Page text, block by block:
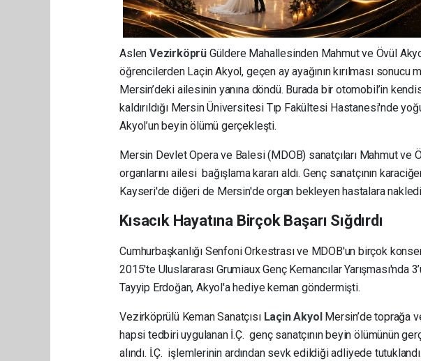
Aslen Vezirköprü Güldere Mahallesinden Mahmut ve Övül
öğrencilerden Laçin Akyol, geçen ay ayağının kırılması sonucu
Mersin’deki ailesinin yanına döndü. Burada bir otomobil’in
kaldırıldığı Mersin Üniversitesi Tıp Fakültesi Hastanesi'nde
Akyol’un beyin ölümü gerçekleşti.
Mersin Devlet Opera ve Balesi (MDOB) sanatçıları Mahmut ve
organlarını ailesi bağışlama kararı aldı. Genç sanatçının
Kayseri'de diğeri de Mersin'de organ bekleyen hastalara
Kısacık Hayatına Birçok Başarı Sığdırdı
Cumhurbaşkanlığı Senfoni Orkestrası ve MDOB'un birçok
2015'te Uluslararası Grumiaux Genç Kemancılar Yarışması'nda
Tayyip Erdoğan, Akyol'a hediye keman göndermişti.
Vezirköprülü Keman Sanatçısı Laçin Akyol Mersin’de toprağa
hapsi tedbiri uygulanan İ.Ç. genç sanatçının beyin ölümünün
alındı. İ.Ç. işlemlerinin ardından sevk edildiği adliyede tutuklandı.